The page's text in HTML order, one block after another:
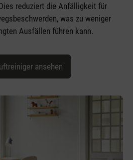
reduziert die Anfälligkeit für
was zu weniger
Ausfällen führen kann.
ansehen